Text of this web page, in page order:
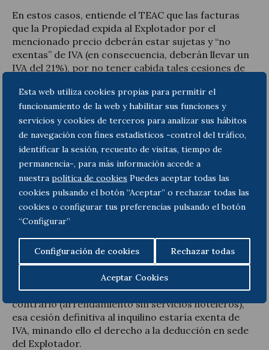
Esta web utiliza cookies propias para permitir el
funcionamiento de la web y habilitar sus funciones y
servicios y cookies de terceros para analizar sus hábitos
de navegación con fines estadísticos -control del tráfico,
identificar la sesión, recuento de visitas, tiempo de
permanencia-, para más información accede a
nuestra politica de cookies Puedes aceptar todas las
cookies pulsando el botón “Aceptar” o rechazar todas las
cookies o configurar tus preferencias pulsando el botón
“Configurar”
Configuración de cookies Rechazar todas
Aceptar Cookies
En estos casos, entiende el TEAC que las facturas
que la Propiedad expida al Explotador por el
mencionado precio deberán estar sujetas y “no
exentas” de IVA (en consecuencia, deberán llevar un
IVA del 21%), por no tener cabida tales cesiones de
arrendamiento de vivienda (ello con independencia
de que el Explotador cargue o no IVA en la cesión
definitiva del apartamento turístico al cliente final).
De esta manera, en principio sería incontrovertible
el derecho de la Propiedad a la deducción del IVA
bajo tal operativa.
Cuestión distinta es la posición de IVA en la que se
hallaría el Explotador. Si bien la mencionada
resolución del TEAC no se pronuncia al respecto, no
podemos pasar por alto que la única forma de que
un Explotador tal pueda deducir ese IVA (el
soportado al 21% frente a la Propiedad) pasaría por
prestarse, por parte del Explotador, un
arrendamiento con “servicios hoteleros” (en el
sentido de la Ley del IVA). Y es que, en el caso
contrario (arrendamiento sin servicios hoteleros),
esa cesión definitiva al inquilino estaría exenta de
IVA, minando ello el derecho a la deducción en sede
del Explotador.